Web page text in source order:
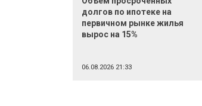
долгов по ипотеке на
первичном рынке жилья
вырос на 15%
06.08.2026 21:33